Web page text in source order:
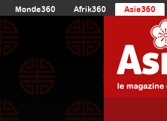
Monde360 Afrik360 Asie360